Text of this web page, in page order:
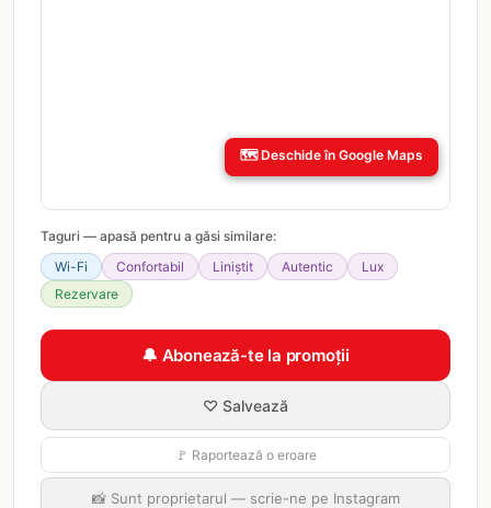
🗺️Deschide în Google Maps
Taguri — apasă pentru a găsi similare:
Wi-Fi
Confortabil Liniștit Autentic
Lux
Rezervare
🔔 Abonează-te la promoții
♡ Salvează
🚩 Raportează o eroare
📸 Sunt proprietarul — scrie-ne pe Instagram